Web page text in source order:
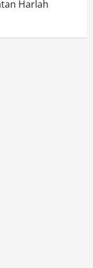
Harlah